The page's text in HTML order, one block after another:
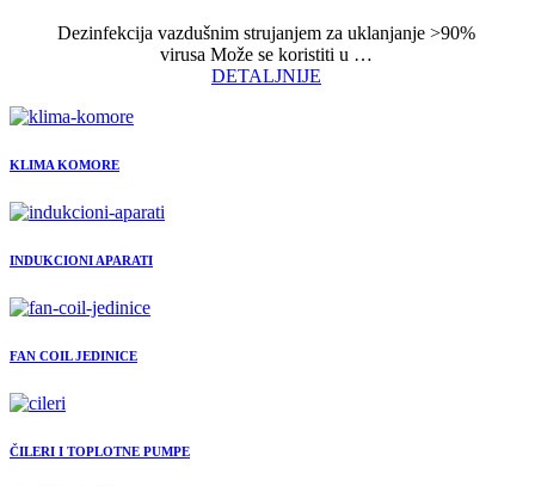
Dezinfekcija vazdušnim strujanjem za uklanjanje >90%
virusa Može se koristiti u …
DETALJNIJE
KLIMA KOMORE
INDUKCIONI APARATI
FAN COIL JEDINICE
ČILERI I TOPLOTNE PUMPE